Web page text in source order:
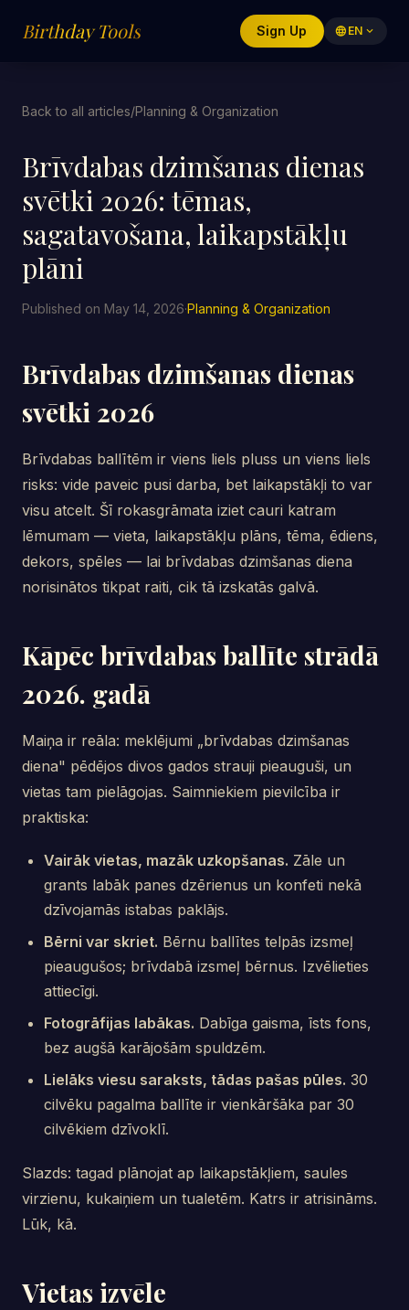
Birthday Tools Sign Up language EN expand_more
Back to all articles/Planning & Organization
Brīvdabas dzimšanas dienas
svētki 2026: tēmas,
sagatavošana, laikapstākļu
plāni
Published on May 14, 2026·Planning & Organization
Brīvdabas dzimšanas dienas
svētki 2026
Brīvdabas ballītēm ir viens liels pluss un viens liels
risks: vide paveic pusi darba, bet laikapstākļi to var
visu atcelt. Šī rokasgrāmata iziet cauri katram
lēmumam — vieta, laikapstākļu plāns, tēma, ēdiens,
dekors, spēles — lai brīvdabas dzimšanas diena
norisinātos tikpat raiti, cik tā izskatās galvā.
Kāpēc brīvdabas ballīte strādā
2026. gadā
Maiņa ir reāla: meklējumi „brīvdabas dzimšanas
diena" pēdējos divos gados strauji pieauguši, un
vietas tam pielāgojas. Saimniekiem pievilcība ir
praktiska:
Vairāk vietas, mazāk uzkopšanas. Zāle un
grants labāk panes dzērienus un konfeti nekā
dzīvojamās istabas paklājs.
Bērni var skriet. Bērnu ballītes telpās izsmeļ
pieaugušos; brīvdabā izsmeļ bērnus. Izvēlieties
attiecīgi.
Fotogrāfijas labākas. Dabīga gaisma, īsts fons,
bez augšā karājošām spuldzēm.
Lielāks viesu saraksts, tādas pašas pūles. 30
cilvēku pagalma ballīte ir vienkāršāka par 30
cilvēkiem dzīvoklī.
Slazds: tagad plānojat ap laikapstākļiem, saules
virzienu, kukaiņiem un tualetēm. Katrs ir atrisināms.
Lūk, kā.
Vietas izvēle